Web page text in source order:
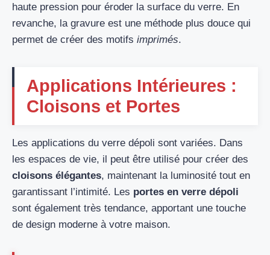
haute pression pour éroder la surface du verre. En
revanche, la gravure est une méthode plus douce qui
permet de créer des motifs imprimés.
Applications Intérieures :
Cloisons et Portes
Les applications du verre dépoli sont variées. Dans
les espaces de vie, il peut être utilisé pour créer des
cloisons élégantes, maintenant la luminosité tout en
garantissant l’intimité. Les portes en verre dépoli
sont également très tendance, apportant une touche
de design moderne à votre maison.